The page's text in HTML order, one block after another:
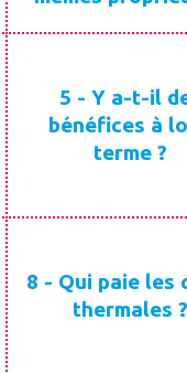
5 - Y a-t-il
bénéfices à
terme ?
8 - Qui paie les
thermales ?